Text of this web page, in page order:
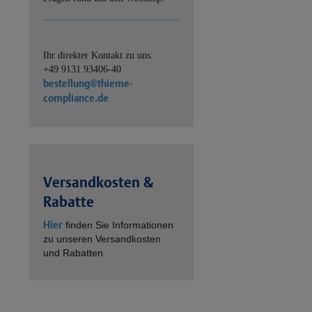
Ihr direkter Kontakt zu uns:
+49 9131 93406-40
bestellung@thieme-
compliance.de
Versandkosten &
Rabatte
Hier finden Sie Informationen
zu unseren Versandkosten
und Rabatten.